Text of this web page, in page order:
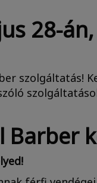
28-
szolgáltatás!
Barber